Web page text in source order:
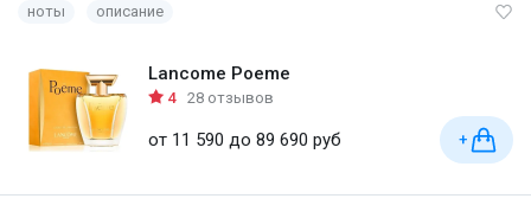
ноты описание
Lancome Poeme
4 28 отзывов
от 11 590 до 89 690 руб +